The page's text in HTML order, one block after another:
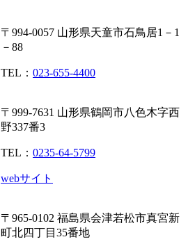
〒994-0057 山形県天童市石鳥居1－1
－88
TEL： 023-655-4400
〒999-7631 山形県鶴岡市八色木字西
野337番3
TEL： 0235-64-5799
webサイト
〒965-0102 福島県会津若松市真宮新
町北四丁目35番地